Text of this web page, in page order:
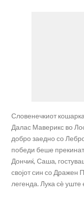
Словенечкиот
Далас Маверикс во
добро заедно со
победи беше
Дончиќ, Саша,
својот син со Дражен
легенда. Лука сѐ уште